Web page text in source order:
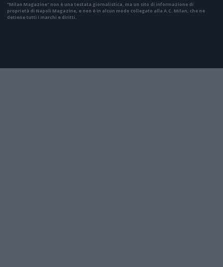
"Milan Magazine" non è una testata giornalistica, ma un sito di informazione di
proprietà di Napoli Magazine, e non è in alcun modo collegato alla A.C. Milan, che ne
detiene tutti i marchi e diritti.